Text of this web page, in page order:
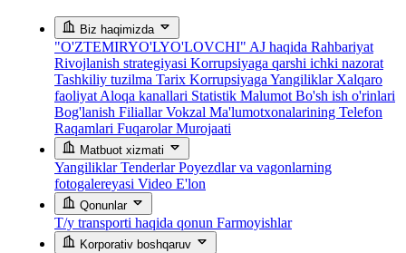
Biz haqimizda
"O'ZTEMIRYO'LYO'LOVCHI" AJ haqida Rahbariyat
Rivojlanish strategiyasi Korrupsiyaga qarshi ichki nazorat
Tashkiliy tuzilma Tarix Korrupsiyaga Yangiliklar Xalqaro
faoliyat Aloqa kanallari Statistik Malumot Bo'sh ish o'rinlari
Bog'lanish FiliallarVokzal Ma'lumotxonalarining Telefon
Raqamlari Fuqarolar Murojaati
Matbuot xizmati
YangiliklarTenderlarPoyezdlar va vagonlarning
fotogalereyasi Video E'lon
Qonunlar
T/y transporti haqida qonun Farmoyishlar
Korporativ boshqaruv